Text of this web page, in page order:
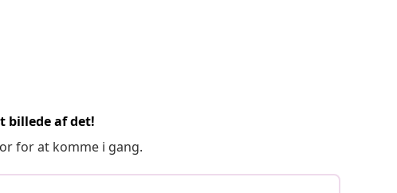
billede af det!
for at komme i gang.